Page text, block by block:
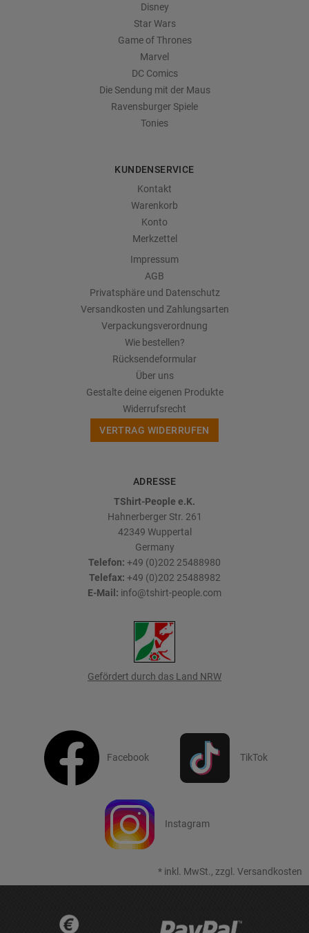
Disney
Star Wars
Game of Thrones
Marvel
DC Comics
Die Sendung mit der Maus
Ravensburger Spiele
Tonies
KUNDENSERVICE
Kontakt
Warenkorb
Konto
Merkzettel
Impressum
AGB
Privatsphäre und Datenschutz
Versandkosten und Zahlungsarten
Verpackungsverordnung
Wie bestellen?
Rücksendeformular
Über uns
Gestalte deine eigenen Produkte
Widerrufsrecht
VERTRAG WIDERRUFEN
ADRESSE
TShirt-People e.K.
Hahnerberger Str. 261
42349 Wuppertal
Germany
Telefon: +49 (0)202 25488980
Telefax: +49 (0)202 25488982
E-Mail: info@tshirt-people.com
Gefördert durch das Land NRW
Facebook TikTok
Instagram
* inkl. MwSt., zzgl. Versandkosten